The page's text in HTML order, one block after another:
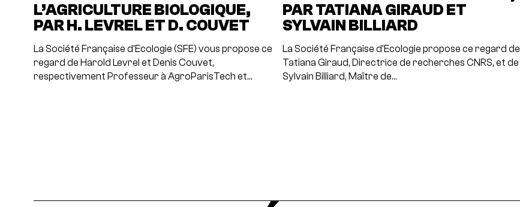
L’AGRICULTURE BIOLOGIQUE,
PAR H. LEVREL ET D. COUVET
La Société Française d’Ecologie (SFE) vous propose ce
regard de Harold Levrel et Denis Couvet,
respectivement Professeur à AgroParisTech et…
PAR TATIANA GIRAUD ET
SYLVAIN BILLIARD
La Société Française d’Ecologie propose ce regard de
Tatiana Giraud, Directrice de recherches CNRS, et de
Sylvain Billiard, Maître de…